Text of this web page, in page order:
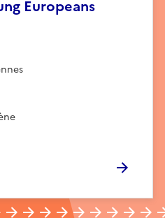
Europeans